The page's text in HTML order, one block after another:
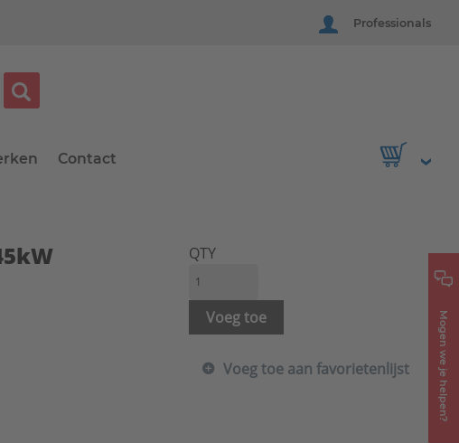
Professionals
Contact
Mogen we je helpen?
QTY
Voeg toe
Voeg toe aan favorietenlijst